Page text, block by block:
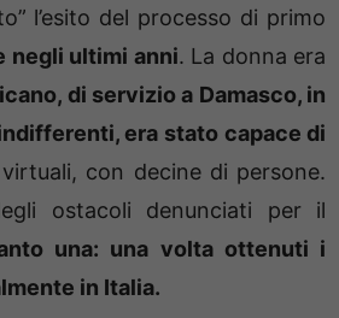
l’esito del processo di primo
negli ultimi anni. La donna era
di servizio a Damasco, in
era stato capace di
con decine di persone.
ostacoli denunciati per il
una: una volta ottenuti i
in Italia.